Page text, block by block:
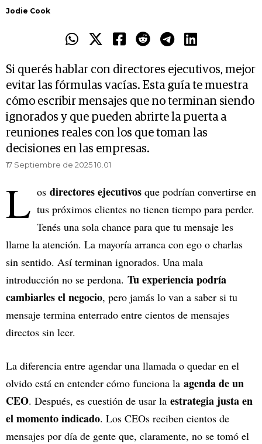
Jodie Cook
Si querés hablar con directores ejecutivos, mejor
evitar las fórmulas vacías. Esta guía te muestra
cómo escribir mensajes que no terminan siendo
ignorados y que pueden abrirte la puerta a
reuniones reales con los que toman las
decisiones en las empresas.
17 Septiembre de 2025 10.01
L os directores ejecutivos que podrían convertirse en
tus próximos clientes no tienen tiempo para perder.
Tenés una sola chance para que tu mensaje les
llame la atención. La mayoría arranca con ego o charlas
sin sentido. Así terminan ignorados. Una mala
introducción no se perdona. Tu experiencia podría
cambiarles el negocio, pero jamás lo van a saber si tu
mensaje termina enterrado entre cientos de mensajes
directos sin leer.
La diferencia entre agendar una llamada o quedar en el
olvido está en entender cómo funciona la agenda de un
CEO. Después, es cuestión de usar la estrategia justa en
el momento indicado. Los CEOs reciben cientos de
mensajes por día de gente que, claramente, no se tomó el